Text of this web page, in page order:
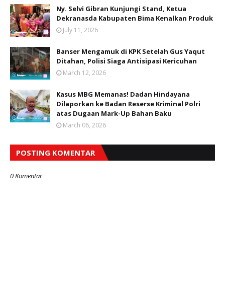
Ny. Selvi Gibran Kunjungi Stand, Ketua
Dekranasda Kabupaten Bima Kenalkan Produk
July 11, 2026
Banser Mengamuk di KPK Setelah Gus Yaqut
Ditahan, Polisi Siaga Antisipasi Kericuhan
March 12, 2026
Kasus MBG Memanas! Dadan Hindayana
Dilaporkan ke Badan Reserse Kriminal Polri
atas Dugaan Mark-Up Bahan Baku
March 06, 2026
POSTING KOMENTAR
0 Komentar